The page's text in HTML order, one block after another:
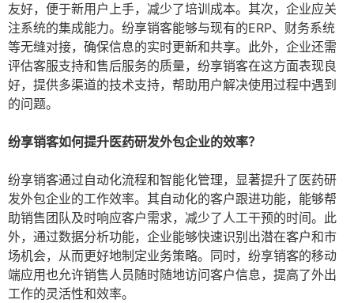
友好，便于新用户上手，减少了培训成本。其次，企业应关
注系统的集成能力。纷享销客能够与现有的ERP、财务系统
等无缝对接，确保信息的实时更新和共享。此外，企业还需
评估客服支持和售后服务的质量，纷享销客在这方面表现良
好，提供多渠道的技术支持，帮助用户解决使用过程中遇到
的问题。
纷享销客如何提升医药研发外包企业的效率？
纷享销客通过自动化流程和智能化管理，显著提升了医药研
发外包企业的工作效率。其自动化的客户跟进功能，能够帮
助销售团队及时响应客户需求，减少了人工干预的时间。此
外，通过数据分析功能，企业能够快速识别出潜在客户和市
场机会，从而更好地制定业务策略。同时，纷享销客的移动
端应用也允许销售人员随时随地访问客户信息，提高了外出
工作的灵活性和效率。